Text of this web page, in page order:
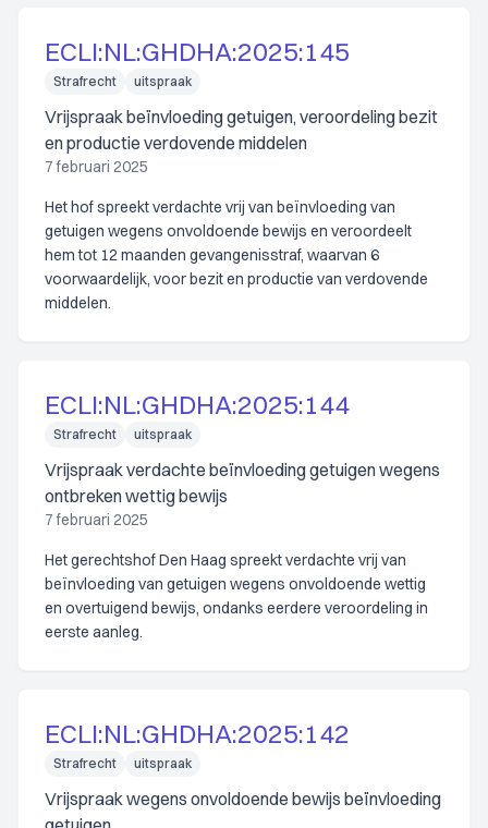
ECLI:NL:GHDHA:2025:145
Strafrecht uitspraak
Vrijspraak beïnvloeding getuigen, veroordeling bezit
en productie verdovende middelen
7 februari 2025
Het hof spreekt verdachte vrij van beïnvloeding van
getuigen wegens onvoldoende bewijs en veroordeelt
hem tot 12 maanden gevangenisstraf, waarvan 6
voorwaardelijk, voor bezit en productie van verdovende
middelen.
ECLI:NL:GHDHA:2025:144
Strafrecht uitspraak
Vrijspraak verdachte beïnvloeding getuigen wegens
ontbreken wettig bewijs
7 februari 2025
Het gerechtshof Den Haag spreekt verdachte vrij van
beïnvloeding van getuigen wegens onvoldoende wettig
en overtuigend bewijs, ondanks eerdere veroordeling in
eerste aanleg.
ECLI:NL:GHDHA:2025:142
Strafrecht uitspraak
Vrijspraak wegens onvoldoende bewijs beïnvloeding